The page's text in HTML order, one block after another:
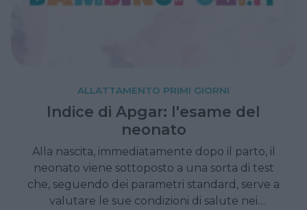
ALLATTAMENTO PRIMI GIORNI
Indice di Apgar: l'esame del
neonato
Alla nascita, immediatamente dopo il parto, il
neonato viene sottoposto a una sorta di test
che, seguendo dei parametri standard, serve a
valutare le sue condizioni di salute nei